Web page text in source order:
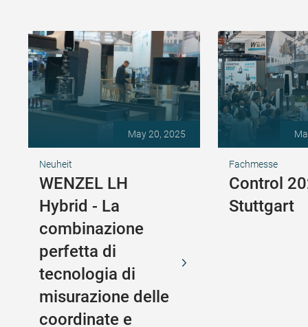
May 20, 2025
Neuheit
WENZEL LH
Hybrid - La
combinazione
perfetta di
tecnologia di
misurazione delle
coordinate e
Fachmesse
Control
Stuttgart